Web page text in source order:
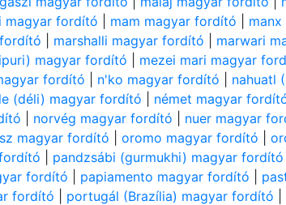
magyar fordító mam magyar fordító
manx
marshalli magyar fordító
marwari
magyar fordító mezei mari magyar
fordító n'ko magyar fordító
nahuatl
(déli) magyar fordító német magyar
norvég magyar fordító nuer magyar
magyar fordító |oromo magyar fordító |
pandzsábi (gurmukhi) magyar fordító
fordító papiamento magyar fordító
fordító portugál (Brazília) magyar fordító